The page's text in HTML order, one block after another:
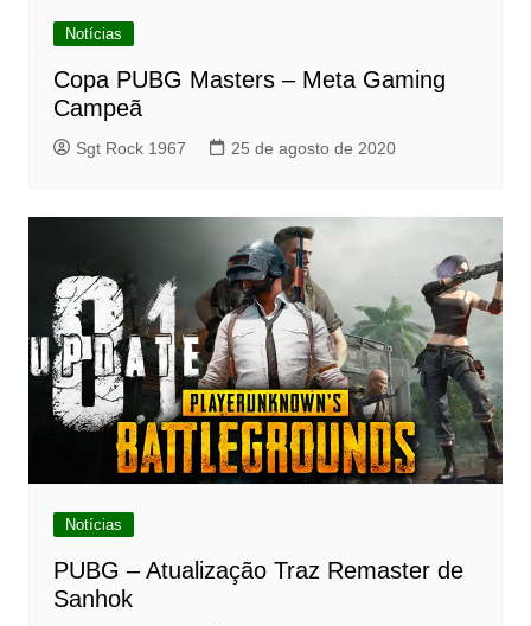
Notícias
Copa PUBG Masters – Meta Gaming
Campeã
Sgt Rock 1967 25 de agosto de 2020
Notícias
PUBG – Atualização Traz Remaster de
Sanhok